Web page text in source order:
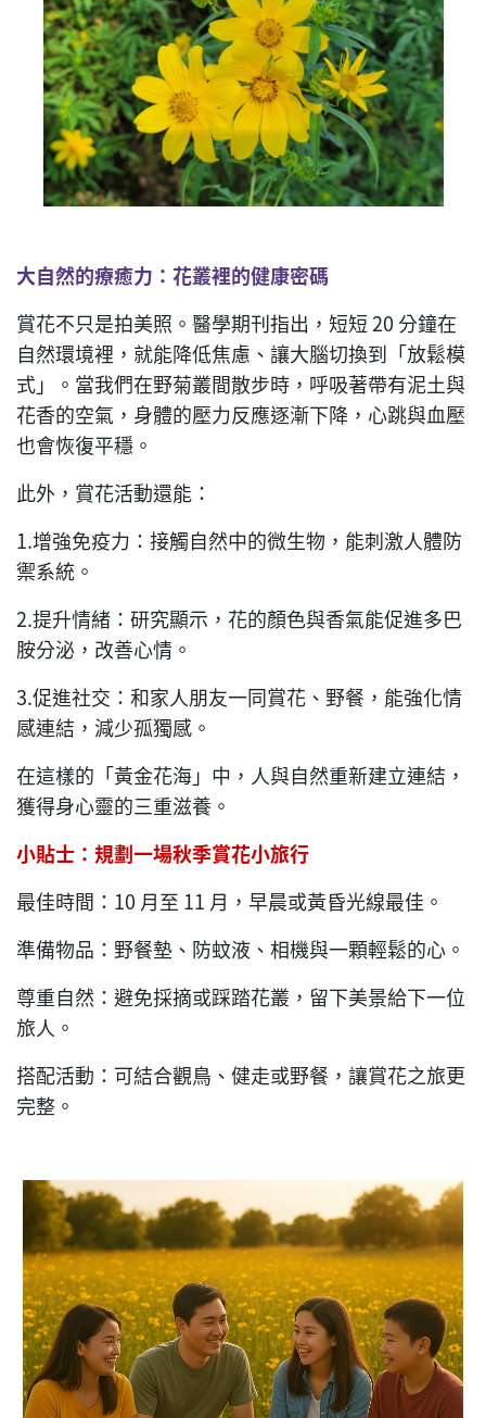
大自然的療癒力：花叢裡的健康密碼
賞花不只是拍美照。醫學期刊指出，短短 20 分鐘在
自然環境裡，就能降低焦慮、讓大腦切換到「放鬆模
式」。當我們在野菊叢間散步時，呼吸著帶有泥土與
花香的空氣，身體的壓力反應逐漸下降，心跳與血壓
也會恢復平穩。
此外，賞花活動還能：
1.增強免疫力：接觸自然中的微生物，能刺激人體防
禦系統。
2.提升情緒：研究顯示，花的顏色與香氣能促進多巴
胺分泌，改善心情。
3.促進社交：和家人朋友一同賞花、野餐，能強化情
感連結，減少孤獨感。
在這樣的「黃金花海」中，人與自然重新建立連結，
獲得身心靈的三重滋養。
小貼士：規劃一場秋季賞花小旅行
最佳時間：10 月至 11 月，早晨或黃昏光線最佳。
準備物品：野餐墊、防蚊液、相機與一顆輕鬆的心。
尊重自然：避免採摘或踩踏花叢，留下美景給下一位
旅人。
搭配活動：可結合觀鳥、健走或野餐，讓賞花之旅更
完整。